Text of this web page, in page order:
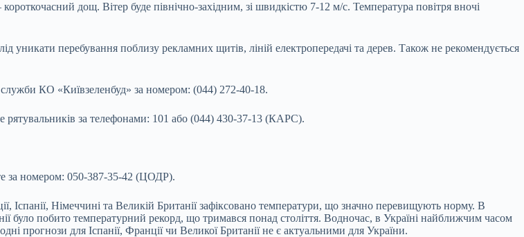
дощ. Вітер буде північно-західним, зі швидкістю 7-12 м/с. Температура повітря вночі
уникати перебування поблизу рекламних щитів, ліній електропередачі та дерев. Також не рекомендується
служби КО «Київзеленбуд» за номером: (044) 272-40-18.
рятувальників за телефонами: 101 або (044) 430-37-13 (КАРС).
за номером: 050-387-35-42 (ЦОДР).
Іспанії, Німеччині та Великій Британії зафіксовано температури, що значно перевищують норму. В
було побито температурний рекорд, що тримався понад століття. Водночас, в Україні найближчим часом
прогнози для Іспанії, Франції чи Великої Британії не є актуальними для України.